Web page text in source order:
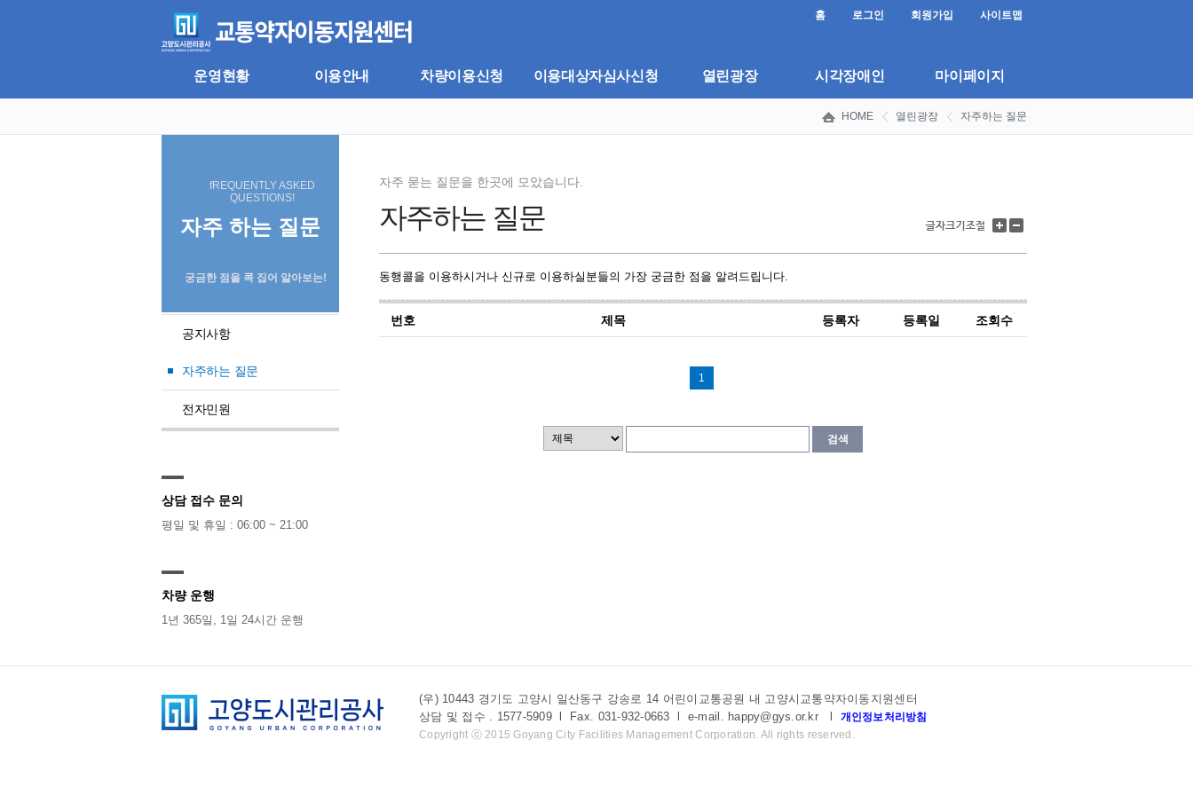
뉴
바
기
바
로
홈 로그인 회원가입 사이트맵
운영현황 이용안내 차량이용신청 이용대상자심사신청 열린광장 시각장애인 마이페이지
HOME 열린광장 자주하는 질문
자주 하는 질문
fREQUENTLY ASKED
QUESTIONS!
궁금한 점을 콕 집어 알아보는!
공지사항
자주하는 질문
전자민원
상담 접수 문의
평일 및 휴일 : 06:00 ~ 21:00
차량 운행
1년 365일, 1일 24시간 운행
자주하는 질문
자주 묻는 질문을 한곳에 모았습니다.
크
기
크
기
동행콜을 이용하시거나 신규로 이용하실분들의 가장 궁금한 점을 알려드립니다.
번호 제목 등록자 등록일 조회수
1
검색
(우) 10443 경기도 고양시 일산동구 강송로 14 어린이교통공원 내 고양시교통약자이동지원센터
상담 및 접수 . 1577-5909 l Fax. 031-932-0663 l e-mail. happy@gys.or.kr
개인정보처리방침
Copyright ⓒ 2015 Goyang City Facilities Management Corporation. All rights reserved.